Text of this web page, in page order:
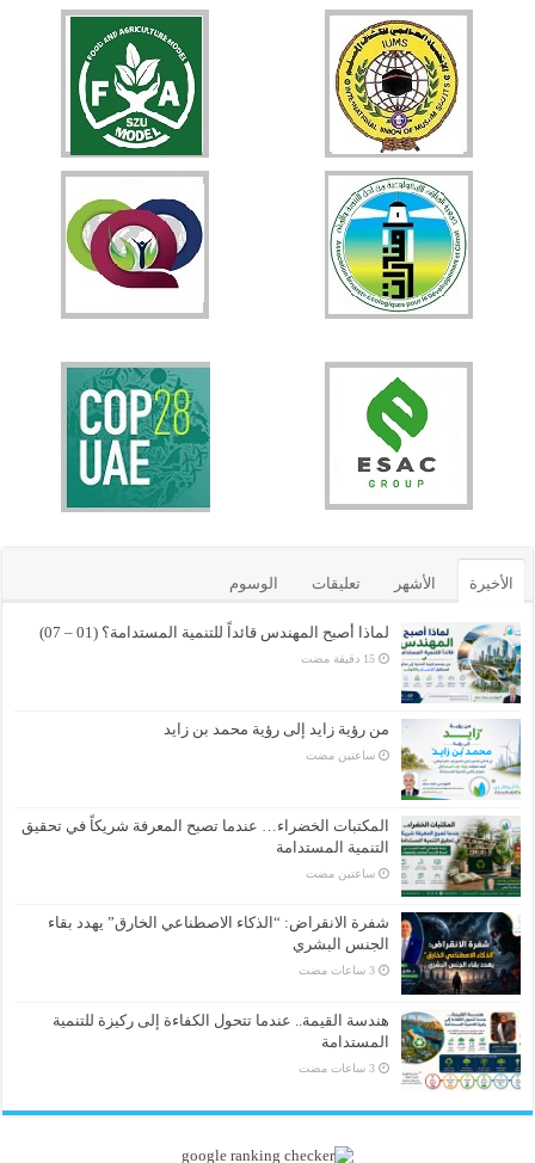
الأخيرة الأشهر تعليقات الوسوم
لماذا أصبح المهندس قائداً للتنمية المستدامة؟ (01 – 07)
من رؤية زايد إلى رؤية محمد بن زايد
‏ساعتين مضت
المكتبات الخضراء… عندما تصبح المعرفة شريكاً في تحقيق
التنمية المستدامة
‏ساعتين مضت
شفرة الانقراض: “الذكاء الاصطناعي الخارق” يهدد بقاء
الجنس البشري
هندسة القيمة.. عندما تتحول الكفاءة إلى ركيزة للتنمية
المستدامة